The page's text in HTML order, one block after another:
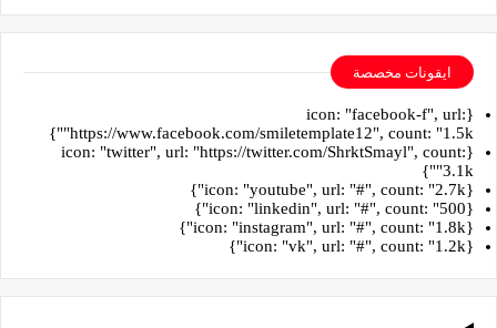
ايقونات مخصصة
{icon: "facebook-f", url:
"https://www.facebook.com/smiletemplate12", count: "1.5k"}
{icon: "twitter", url: "https://twitter.com/ShrktSmayl", count:
"3.1k"}
{icon: "youtube", url: "#", count: "2.7k"}
{icon: "linkedin", url: "#", count: "500"}
{icon: "instagram", url: "#", count: "1.8k"}
{icon: "vk", url: "#", count: "1.2k"}